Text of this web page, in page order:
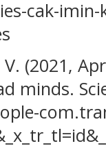
cak-
V. (2021,
minds.